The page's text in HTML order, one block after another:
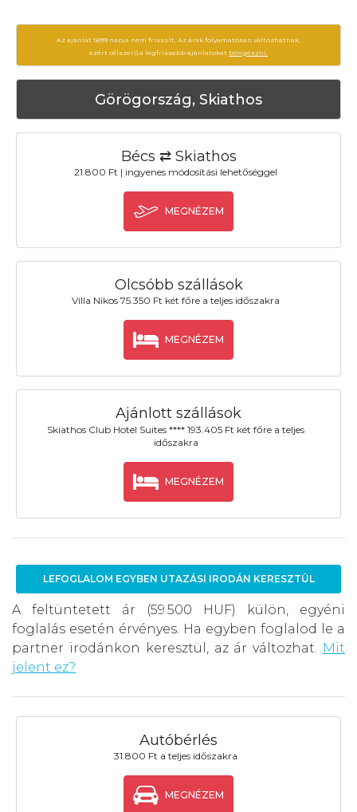
Az ajánlat 1899 napja nem frissült. Az árak folyamatosan változhatnak,
ezért célszerű a legfrissebb ajánlatokat böngészni.
Görögország, Skiathos
Bécs ⇄ Skiathos
21.800 Ft | ingyenes módosítási lehetőséggel
MEGNÉZEM
Olcsóbb szállások
Villa Nikos 75.350 Ft két főre a teljes időszakra
MEGNÉZEM
Ajánlott szállások
Skiathos Club Hotel Suites **** 193.405 Ft két főre a teljes
időszakra
MEGNÉZEM
LEFOGLALOM EGYBEN UTAZÁSI IRODÁN KERESZTÜL
A feltüntetett ár (59.500 HUF) külön, egyéni
foglalás esetén érvényes. Ha egyben foglalod le a
partner irodánkon keresztül, az ár változhat.
Mit
jelent ez?
Autóbérlés
31.800 Ft a teljes időszakra
MEGNÉZEM